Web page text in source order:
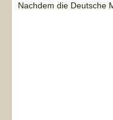
Nachdem die Deutsche